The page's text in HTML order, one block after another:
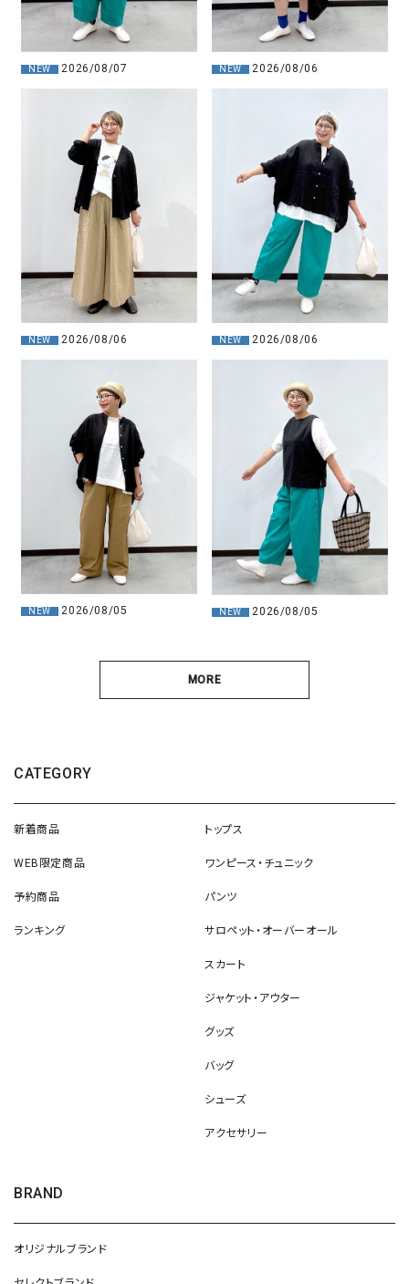
NEW 2026/08/07 NEW 2026/08/06
NEW 2026/08/06 NEW 2026/08/06
NEW 2026/08/05 NEW 2026/08/05
MORE
CATEGORY
新着商品
WEB限定商品
予約商品
ランキング
トップス
ワンピース・チュニック
パンツ
サロペット・オーバーオール
スカート
ジャケット・アウター
グッズ
バッグ
シューズ
アクセサリー
BRAND
オリジナルブランド